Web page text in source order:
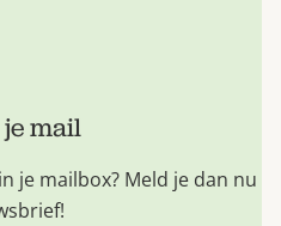
mail
je mailbox? Meld je dan nu